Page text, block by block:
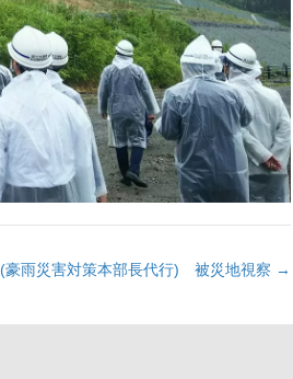
豪雨災害対策本部長代行) 被災地視察 →